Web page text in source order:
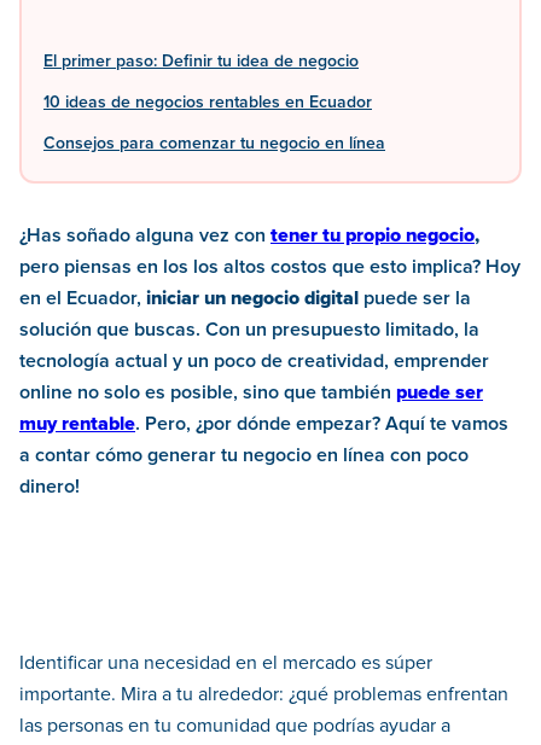
El primer paso: Definir tu idea de negocio
10 ideas de negocios rentables en Ecuador
Consejos para comenzar tu negocio en línea
¿Has soñado alguna vez con tener tu propio negocio,
pero piensas en los los altos costos que esto implica? Hoy
en el Ecuador, iniciar un negocio digital puede ser la
solución que buscas. Con un presupuesto limitado, la
tecnología actual y un poco de creatividad, emprender
online no solo es posible, sino que también puede ser
muy rentable. Pero, ¿por dónde empezar? Aquí te vamos
a contar cómo generar tu negocio en línea con poco
dinero!
Identificar una necesidad en el mercado es súper
importante. Mira a tu alrededor: ¿qué problemas enfrentan
las personas en tu comunidad que podrías ayudar a